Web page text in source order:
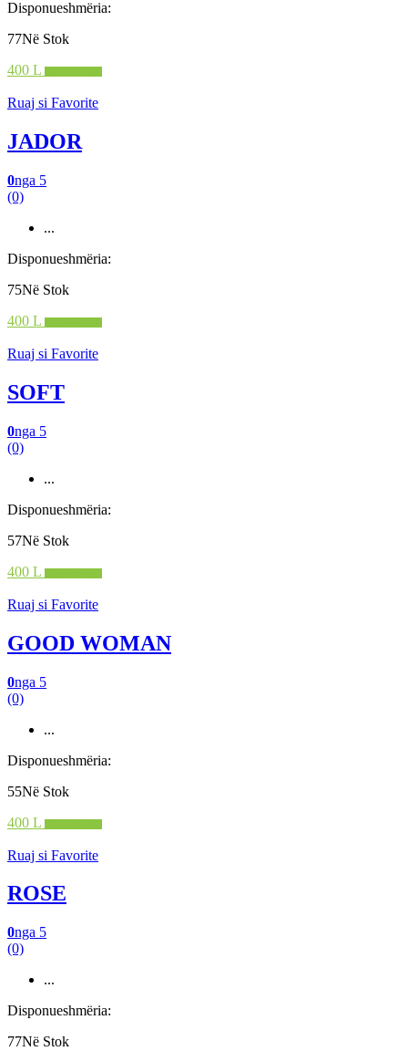
Disponueshmëria:
77Në Stok
400 L
Ruaj si Favorite
JADOR
0nga 5
(0)
...
Disponueshmëria:
75Në Stok
400 L
Ruaj si Favorite
SOFT
0nga 5
(0)
...
Disponueshmëria:
57Në Stok
400 L
Ruaj si Favorite
GOOD WOMAN
0nga 5
(0)
...
Disponueshmëria:
55Në Stok
400 L
Ruaj si Favorite
ROSE
0nga 5
(0)
...
Disponueshmëria:
77Në Stok